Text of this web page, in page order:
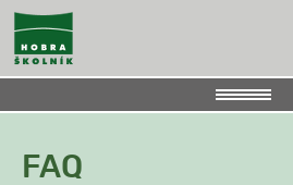
FAQ